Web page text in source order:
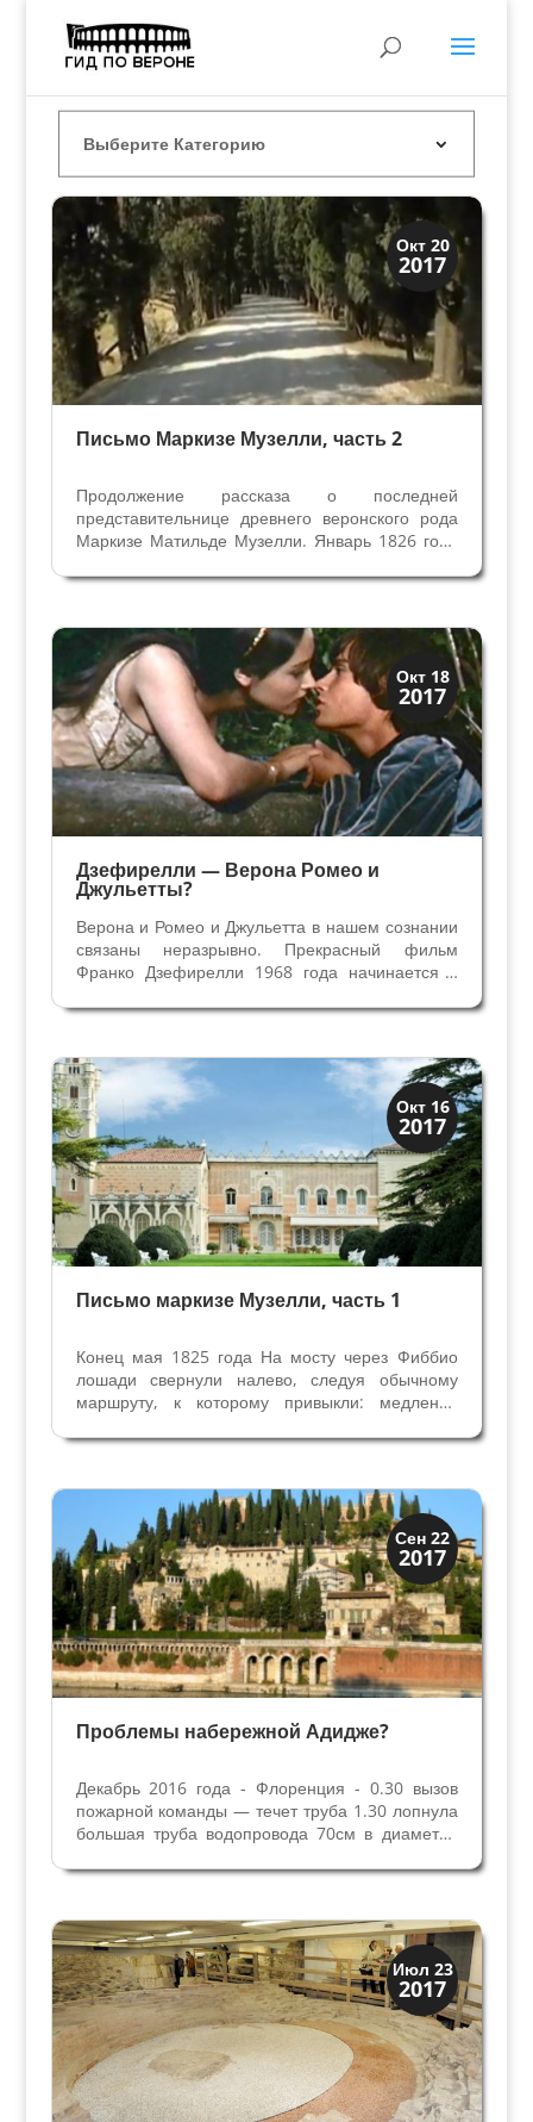
Окт 20
2017
Верона
Веронцы
Письмо Маркизе Музелли, часть 2
Продолжение рассказа о последней
представительнице древнего веронского рода
Маркизе Матильде Музелли. Январь 1826 года
пышная среди всех праздников того времени.
по любви. В...
Окт 18
2017
XIX век до наших дней
Верона
Дзефирелли — Верона Ромео и
Джульетты?
Верона и Ромео и Джульетта в нашем сознании
связаны неразрывно. Прекрасный фильм
Франко Дзефирелли 1968 года начинается с
именно на ее средневековых площадях и
для Франко Дзефирелли...
Окт 16
2017
Верона
Веронцы
Письмо маркизе Музелли, часть 1
Конец мая 1825 года На мосту через Фиббио
лошади свернули налево, следуя обычному
маршруту, к которому привыкли: медленно
покатила по узкой аллее кипарисов, наверх. За
виллы Музелла на фоне...
Сен 22
2017
XIX век до наших дней
Верона
Проблемы набережной Адидже?
Декабрь 2016 года - Флоренция - 0.30 вызов
пожарной команды — течет труба 1.30 лопнула
большая труба водопровода 70см в диаметре
Торриджани. Во Флоренции уже были подобные
водопровода рухнуло 40...
Июл 23
2017
Верона
Римская Верона